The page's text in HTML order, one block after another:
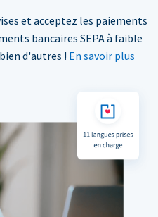
et acceptez les paiements
bancaires SEPA à faible
d'autres ! En savoir plus